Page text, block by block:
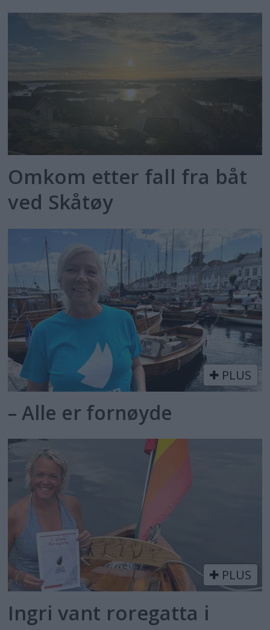
Omkom etter fall fra båt
ved Skåtøy
PLUS
– Alle er fornøyde
PLUS
Ingri vant roregatta i